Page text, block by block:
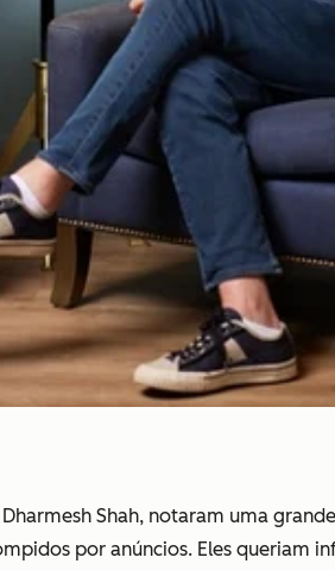
Shah, notaram uma
por anúncios. Eles queriam